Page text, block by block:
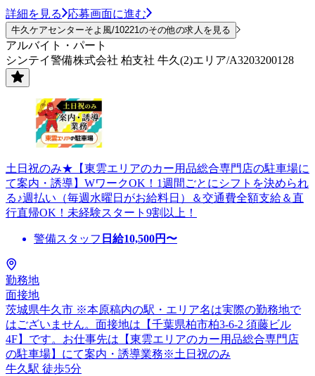
詳細を見る 応募画面に進む
牛久ケアセンターそよ風/10221のその他の求人を見る
アルバイト・パート
シンテイ警備株式会社 柏支社 牛久(2)エリア/A3203200128
土日祝のみ★【東雲エリアのカー用品総合専門店の駐車場に
て案内・誘導】WワークOK！1週間ごとにシフトを決められ
る♪週払い（毎週水曜日がお給料日）＆交通費全額支給＆直
行直帰OK！未経験スタート9割以上！
警備スタッフ 日給10,500円〜
勤務地
面接地
茨城県牛久市 ※本原稿内の駅・エリア名は実際の勤務地で
はございません。面接地は【千葉県柏市柏3-6-2 須藤ビル
4F】です。お仕事先は【東雲エリアのカー用品総合専門店
の駐車場】にて案内・誘導業務※土日祝のみ
牛久駅 徒歩5分